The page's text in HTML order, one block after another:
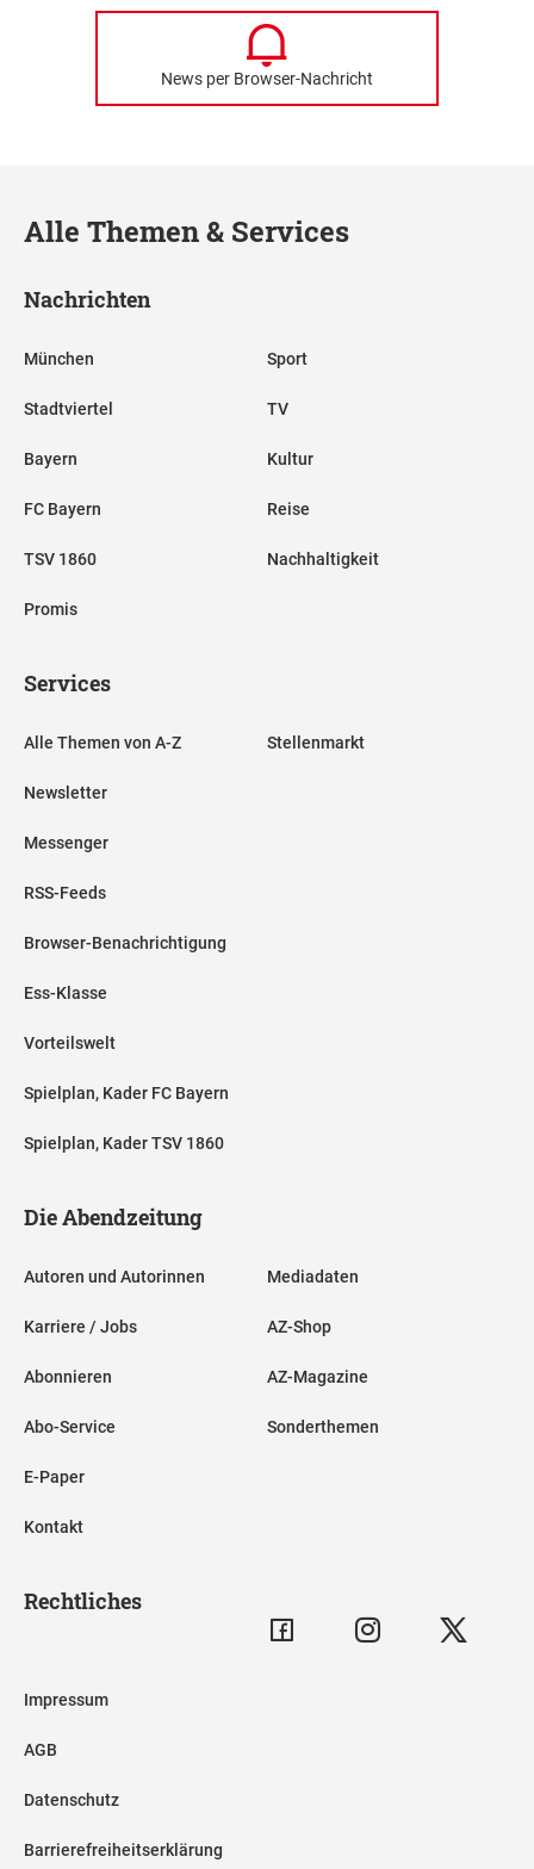
News per Browser-Nachricht
Alle Themen & Services
Nachrichten
München
Stadtviertel
Bayern
FC Bayern
TSV 1860
Promis
Sport
TV
Kultur
Reise
Nachhaltigkeit
Services
Alle Themen von A-Z
Newsletter
Messenger
RSS-Feeds
Browser-Benachrichtigung
Ess-Klasse
Vorteilswelt
Spielplan, Kader FC Bayern
Spielplan, Kader TSV 1860
Stellenmarkt
Die Abendzeitung
Autoren und Autorinnen
Karriere / Jobs
Abonnieren
Abo-Service
E-Paper
Kontakt
Mediadaten
AZ-Shop
AZ-Magazine
Sonderthemen
Rechtliches
Impressum
AGB
Datenschutz
Barrierefreiheitserklärung